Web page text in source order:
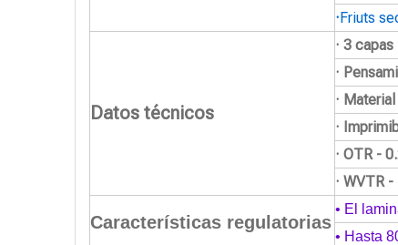
·Friuts
Datos técnicos
· 3
·
·
·
· OTR -
· WVTR
Características regulatorias
• El
• Hasta